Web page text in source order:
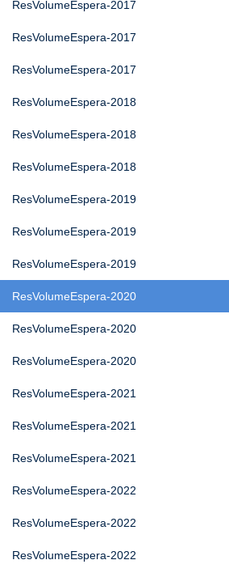
ResVolumeEspera-2017
ResVolumeEspera-2017
ResVolumeEspera-2017
ResVolumeEspera-2018
ResVolumeEspera-2018
ResVolumeEspera-2018
ResVolumeEspera-2019
ResVolumeEspera-2019
ResVolumeEspera-2019
ResVolumeEspera-2020
ResVolumeEspera-2020
ResVolumeEspera-2020
ResVolumeEspera-2021
ResVolumeEspera-2021
ResVolumeEspera-2021
ResVolumeEspera-2022
ResVolumeEspera-2022
ResVolumeEspera-2022